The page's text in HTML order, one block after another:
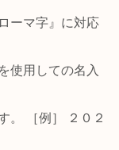
ーマ字』に対応
使用しての名入
。 ［例］ ２０２